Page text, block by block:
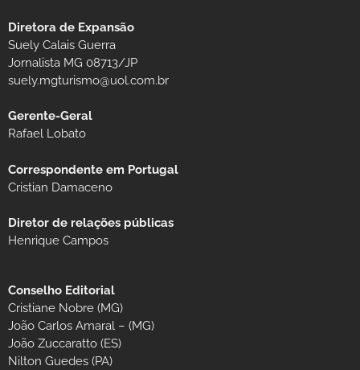
Diretora de Expansão
Suely Calais Guerra
Jornalista MG 08713/JP
suely.mgturismo@uol.com.br
Gerente-Geral
Rafael Lobato
Correspondente em Portugal
Cristian Damaceno
Diretor de relações públicas
Henrique Campos
Conselho Editorial
Cristiane Nobre (MG)
João Carlos Amaral – (MG)
João Zuccaratto (ES)
Nilton Guedes (PA)